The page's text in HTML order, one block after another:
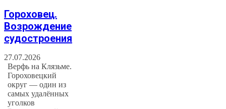
Гороховец.
Возрождение
судостроения
27.07.2026
Верфь на Клязьме.
Гороховецкий
округ — один из
самых удалённых
уголков